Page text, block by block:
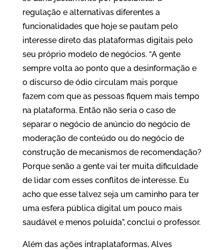
regulação e alternativas diferentes a
funcionalidades que hoje se pautam pelo
interesse direto das plataformas digitais pelo
seu próprio modelo de negócios. “A gente
sempre volta ao ponto que a desinformação e
o discurso de ódio circulam mais porque
fazem com que as pessoas fiquem mais tempo
na plataforma. Então não seria o caso de
separar o negócio de anúncio do negócio de
moderação de conteúdo ou do negócio de
construção de mecanismos de recomendação?
Porque senão a gente vai ter muita dificuldade
de lidar com esses conflitos de interesse. Eu
acho que esse talvez seja um caminho para ter
uma esfera pública digital um pouco mais
saudável e menos poluída”, conclui o professor.
Além das ações intraplataformas, Alves